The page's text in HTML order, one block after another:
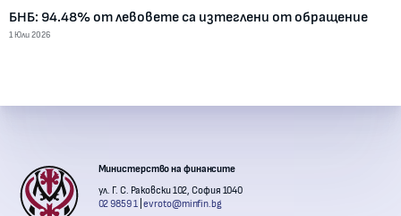
БНБ: 94.48% от левовете са изтеглени от обращение
1 Юли 2026
Контакти с институции
Министерство на финансите
ул. Г. С. Раковски 102, София 1040
02 9859 1
evroto@minfin.bg